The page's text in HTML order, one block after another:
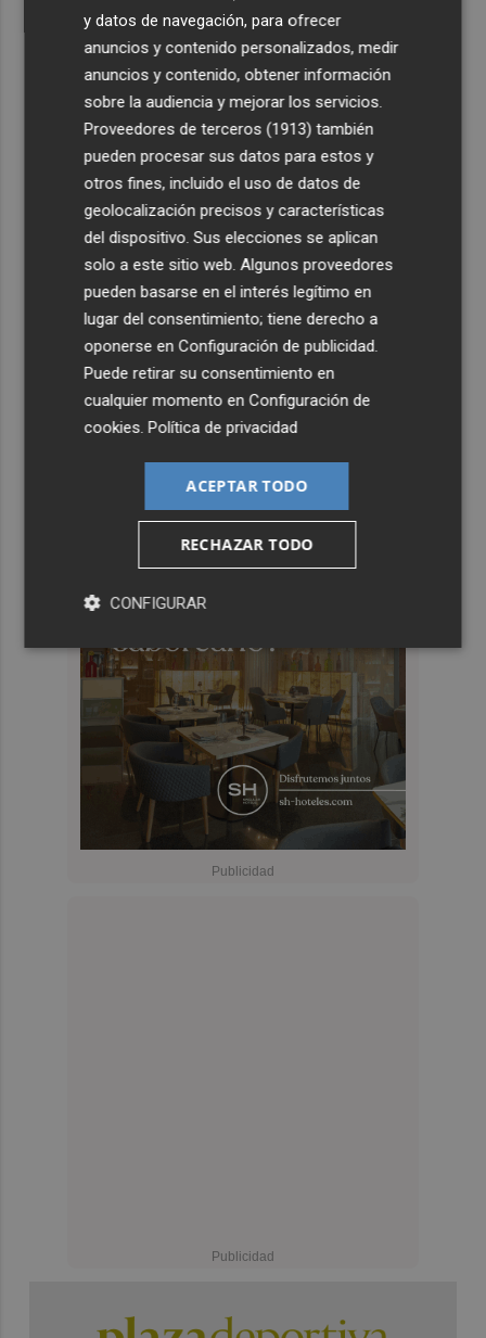
y datos de navegación, para ofrecer
anuncios y contenido personalizados, medir
anuncios y contenido, obtener información
sobre la audiencia y mejorar los servicios.
Proveedores de terceros (1913) también
pueden procesar sus datos para estos y
otros fines, incluido el uso de datos de
geolocalización precisos y características
del dispositivo. Sus elecciones se aplican
solo a este sitio web. Algunos proveedores
pueden basarse en el interés legítimo en
lugar del consentimiento; tiene derecho a
oponerse enConfiguración de publicidad
Puede retirar su consentimiento en
cualquier momento enConfiguración de
cookies .Política de privacidad
ACEPTAR TODO
RECHAZAR TODO
CONFIGURAR